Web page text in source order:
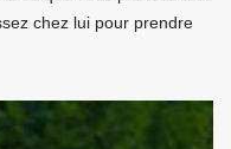
chez lui pour prendre